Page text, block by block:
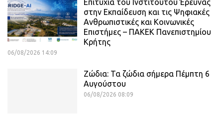
Επιτυχία του Ινστιτούτου Έρευνας
στην Εκπαίδευση και τις Ψηφιακές
Ανθρωπιστικές και Κοινωνικές
Επιστήμες – ΠΑΚΕΚ Πανεπιστημίου
Κρήτης
06/08/2026 14:09
Ζώδια: Τα ζώδια σήμερα Πέμπτη 6
Αυγούστου
06/08/2026 08:09